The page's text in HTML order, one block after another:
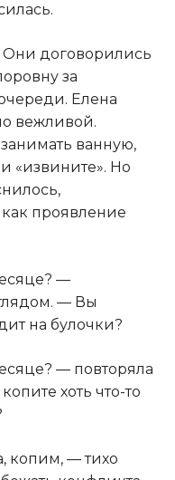
Они договорились
за
Елена
вежливой.
занимать ванную,
«извините». Но
проявление
—
— Вы
на булочки?
— повторяла
хоть что-то
копим, — тихо